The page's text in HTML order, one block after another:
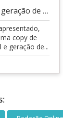
Projeto de geração de Leads (Fictício)
copy de
geração de...